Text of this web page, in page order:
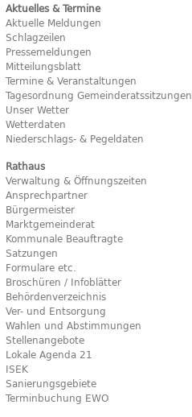
Aktuelles & Termine
Aktuelle Meldungen
Schlagzeilen
Pressemeldungen
Mitteilungsblatt
Termine & Veranstaltungen
Tagesordnung Gemeinderatssitzungen
Unser Wetter
Wetterdaten
Niederschlags- & Pegeldaten
Rathaus
Verwaltung & Öffnungszeiten
Ansprechpartner
Bürgermeister
Marktgemeinderat
Kommunale Beauftragte
Satzungen
Formulare etc.
Broschüren / Infoblätter
Behördenverzeichnis
Ver- und Entsorgung
Wahlen und Abstimmungen
Stellenangebote
Lokale Agenda 21
ISEK
Sanierungsgebiete
Terminbuchung EWO